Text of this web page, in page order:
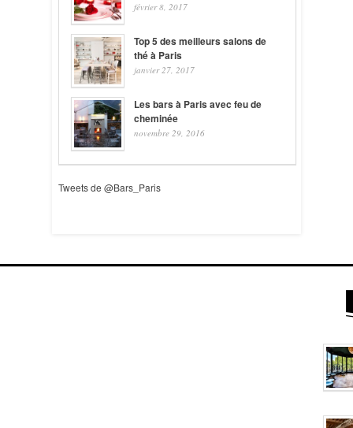
février 8, 2017
Top 5 des meilleurs salons de
thé à Paris
janvier 27, 2017
Les bars à Paris avec feu de
cheminée
novembre 29, 2016
Tweets de @Bars_Paris